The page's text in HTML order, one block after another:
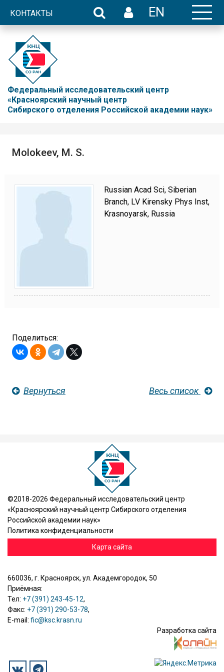
КОНТАКТЫ EN
Федеральный исследовательский центр
«Красноярский научный центр
Сибирского отделения Российской академии наук»
Molokeev, M. S.
Russian Acad Sci, Siberian
Branch, LV Kirensky Phys Inst,
Krasnoyarsk, Russia
Поделиться:
Вернуться Весь список
©2018-2026 Федеральный исследовательский центр
«Красноярский научный центр Сибирского отделения
Российской академии наук»
Политика конфиденциальности
Карта сайта
660036, г. Красноярск, ул. Академгородок, 50
Приёмная:
Тел: +7 (391) 243-45-12,
Факс: +7 (391) 290-53-78,
E-mail: fic@ksc.krasn.ru
Разработка сайта